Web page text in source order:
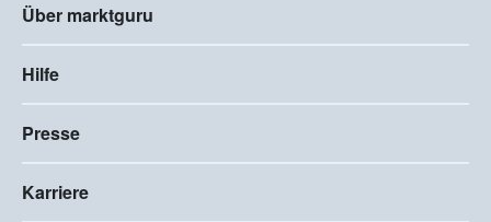
Über marktguru
Hilfe
Presse
Karriere